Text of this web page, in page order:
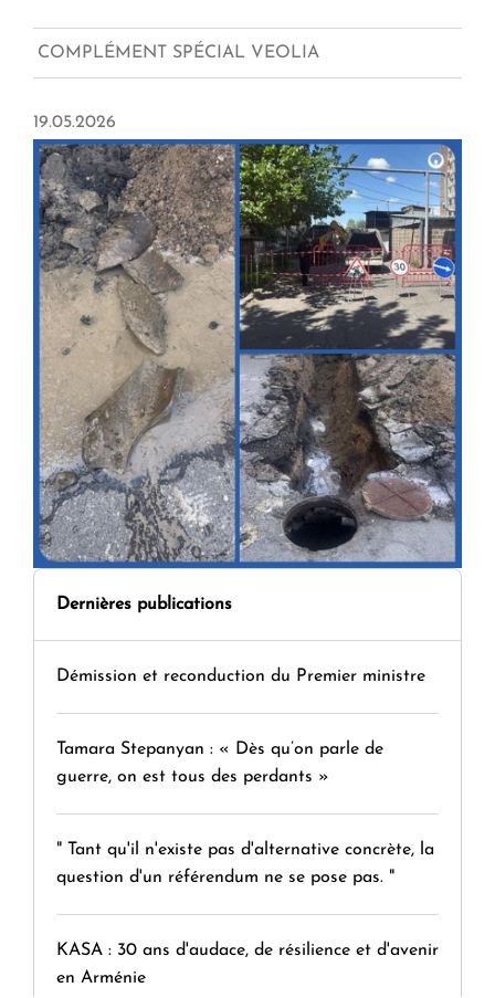
COMPLÉMENT SPÉCIAL VEOLIA
19.05.2026
Dernières publications
Démission et reconduction du Premier ministre
Tamara Stepanyan : « Dès qu’on parle de
guerre, on est tous des perdants »
" Tant qu'il n'existe pas d'alternative concrète, la
question d'un référendum ne se pose pas. "
KASA : 30 ans d'audace, de résilience et d'avenir
en Arménie